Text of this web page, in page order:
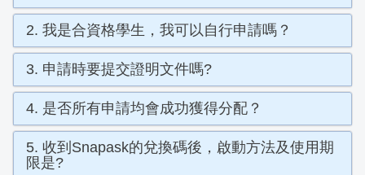
2. 我是合資格學生，我可以自行申請嗎？
3. 申請時要提交證明文件嗎?
4. 是否所有申請均會成功獲得分配？
5. 收到Snapask的兌換碼後，啟動方法及使用期
限是?